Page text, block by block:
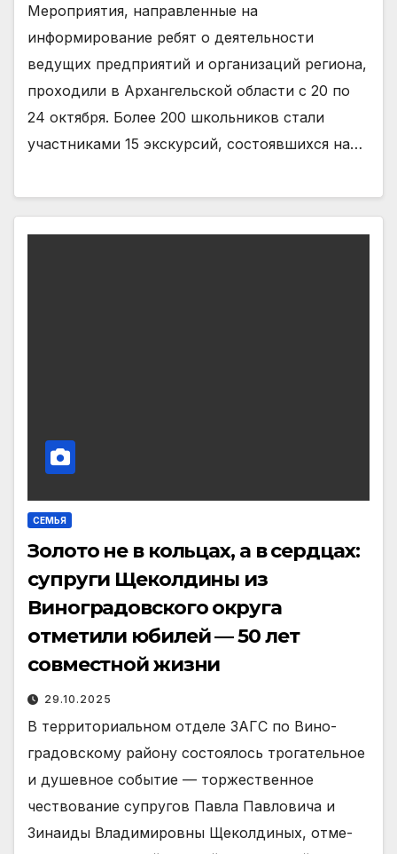
Мероприятия, направленные на
информирование ребят о деятельности
ведущих предприятий и организаций региона,
проходили в Архангельской области с 20 по
24 октября. Более 200 школьников стали
участниками 15 экскурсий, состоявшихся на…
СЕМЬЯ
Золото не в кольцах, а в сердцах:
супруги Щеколдины из
Виноградовского округа
отметили юбилей — 50 лет
совместной жизни
29.10.2025
В территориальном отделе ЗАГС по Вино­
градовскому району со­стоялось трогательное
и душевное событие — тор­жественное
чествование супругов Павла Павлови­ча и
Зинаиды Владими­ровны Щеколдиных, отме­